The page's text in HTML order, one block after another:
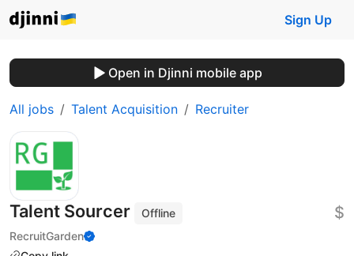
Sign Up
Open in Djinni mobile app
All jobs Talent Acquisition Recruiter
Talent Sourcer
Offline
RecruitGarden
$